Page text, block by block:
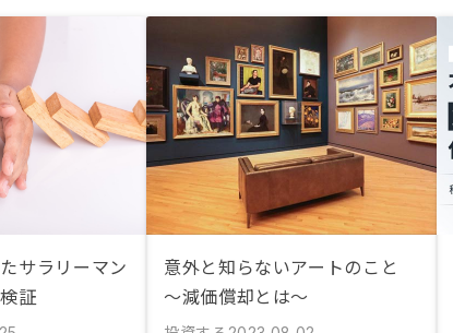
サラリーマン
証
意外と知らないアートのこと
〜減価償却とは〜